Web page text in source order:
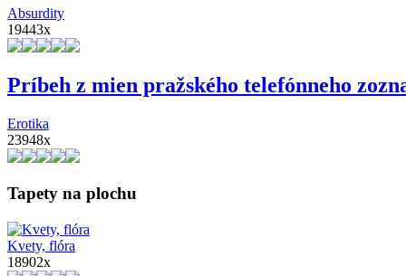
Absurdity
19443x
Príbeh z mien pražského telefónneho
Erotika
23948x
Tapety na plochu
Kvety, flóra
18902x